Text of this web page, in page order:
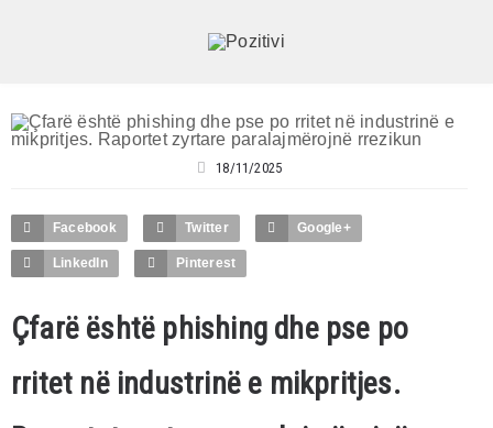
18/11/2025
Facebook Twitter Google+
LinkedIn Pinterest
Çfarë është phishing dhe pse po
rritet në industrinë e mikpritjes.